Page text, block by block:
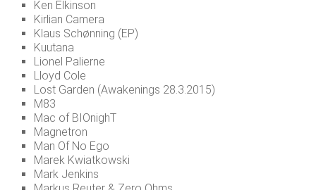
Ken Elkinson
Kirlian Camera
Klaus Schønning (EP)
Kuutana
Lionel Palierne
Lloyd Cole
Lost Garden (Awakenings 28.3.2015)
M83
Mac of BIOnighT
Magnetron
Man Of No Ego
Marek Kwiatkowski
Mark Jenkins